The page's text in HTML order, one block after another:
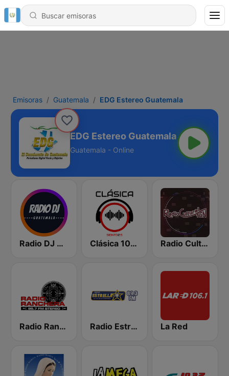
Emisoras Guatemala EDG Estereo Guatemala
EDG Estereo Guatemala
Guatemala - Online
Radio DJ Guatemala Clásica 102.5 Radio Cultural TGN
Radio Ranchera Radio Estrella La Red